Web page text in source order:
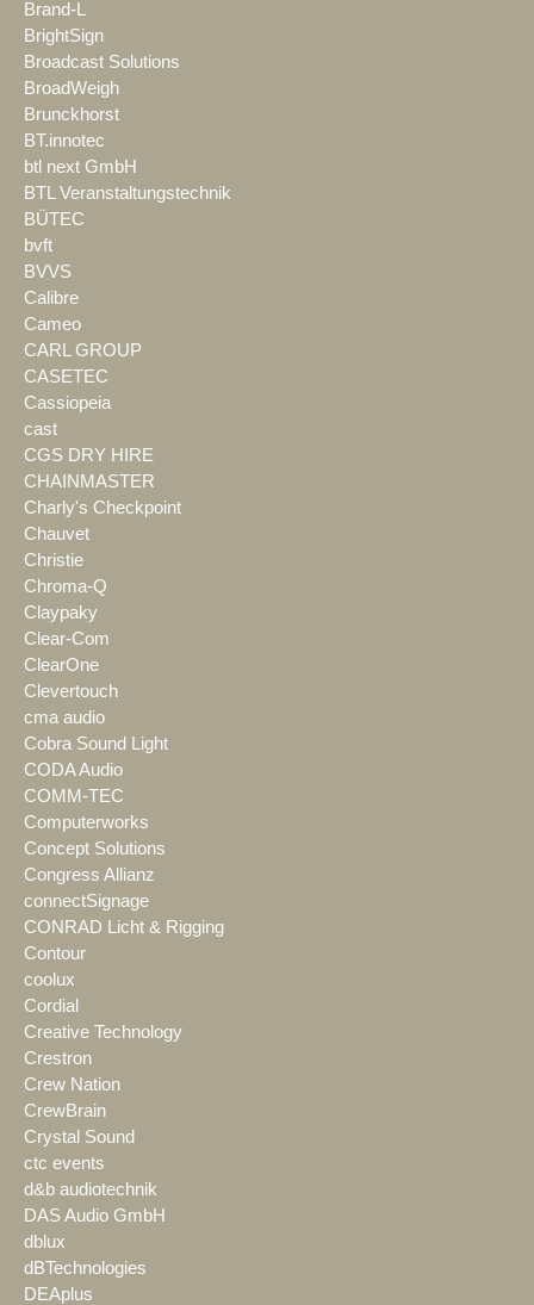
Brand-L
BrightSign
Broadcast Solutions
BroadWeigh
Brunckhorst
BT.innotec
btl next GmbH
BTL Veranstaltungstechnik
BÜTEC
bvft
BVVS
Calibre
Cameo
CARL GROUP
CASETEC
Cassiopeia
cast
CGS DRY HIRE
CHAINMASTER
Charly's Checkpoint
Chauvet
Christie
Chroma-Q
Claypaky
Clear-Com
ClearOne
Clevertouch
cma audio
Cobra Sound Light
CODA Audio
COMM-TEC
Computerworks
Concept Solutions
Congress Allianz
connectSignage
CONRAD Licht & Rigging
Contour
coolux
Cordial
Creative Technology
Crestron
Crew Nation
CrewBrain
Crystal Sound
ctc events
d&b audiotechnik
DAS Audio GmbH
dblux
dBTechnologies
DEAplus